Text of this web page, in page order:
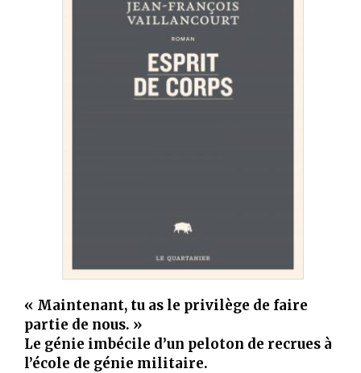
« Maintenant, tu as le privilège de faire
partie de nous. »
Le génie imbécile d’un peloton de recrues à
l’école de génie militaire.